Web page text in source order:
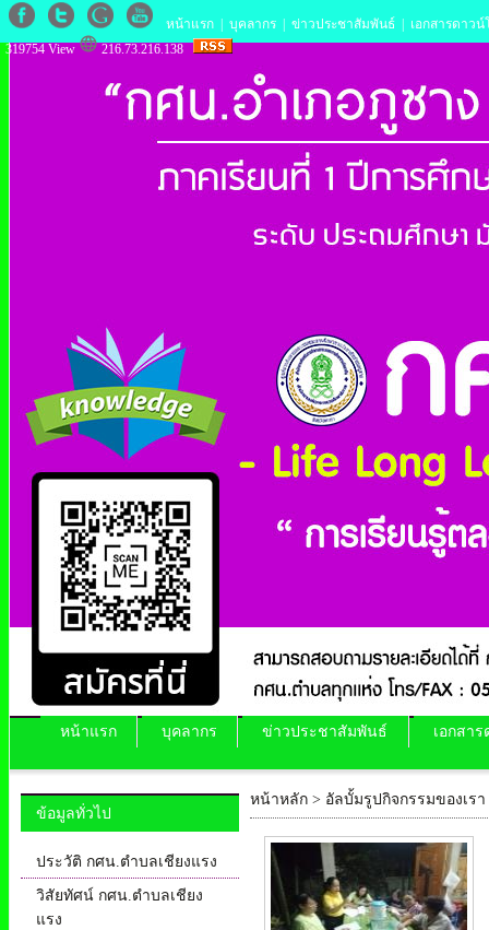
หน้าแรก บุคลากร ข่าวประชาสัมพันธ์
เอกสารดาว
319754 View
216.73.216.138
หน้าแรก บุคลากร ข่าวประชาสัมพันธ์ เอกสา
ข้อมูลทั่วไป
ประวัติ กศน.ตำบลเชียงแรง
วิสัยทัศน์ กศน.ตำบลเชียง
แรง
หน้าหลัก > อัลบั้มรูปกิจกรรมของเรา